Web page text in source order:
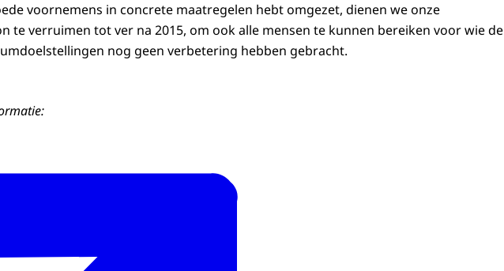
voornemens in concrete maatregelen hebt omgezet, dienen we onze
te verruimen tot ver na 2015, om ook alle mensen te kunnen bereiken voor wie de
nog geen verbetering hebben gebracht.